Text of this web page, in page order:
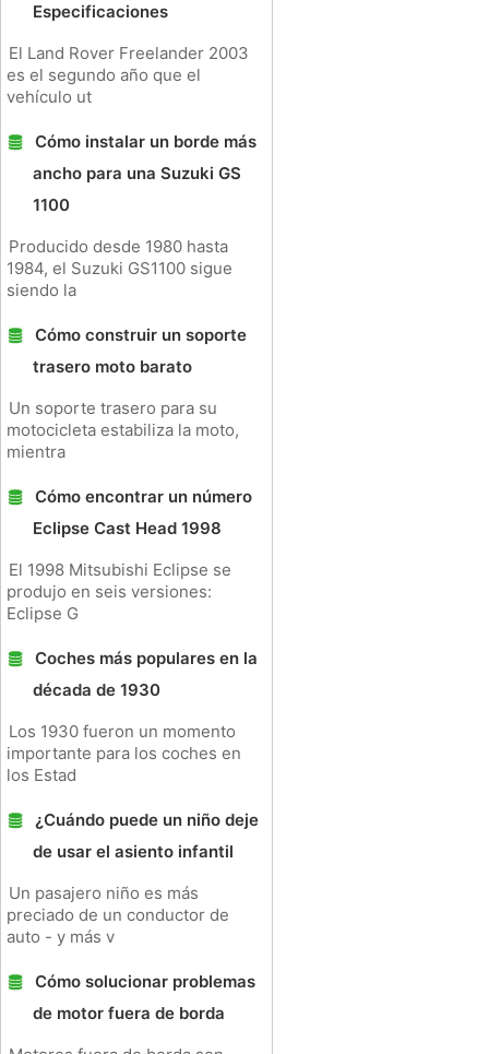
Especificaciones
El Land Rover Freelander 2003
es el segundo año que el
vehículo ut
Cómo instalar un borde más
ancho para una Suzuki GS
1100
Producido desde 1980 hasta
1984, el Suzuki GS1100 sigue
siendo la
Cómo construir un soporte
trasero moto barato
Un soporte trasero para su
motocicleta estabiliza la moto,
mientra
Cómo encontrar un número
Eclipse Cast Head 1998
El 1998 Mitsubishi Eclipse se
produjo en seis versiones:
Eclipse G
Coches más populares en la
década de 1930
Los 1930 fueron un momento
importante para los coches en
los Estad
¿Cuándo puede un niño deje
de usar el asiento infantil
Un pasajero niño es más
preciado de un conductor de
auto - y más v
Cómo solucionar problemas
de motor fuera de borda